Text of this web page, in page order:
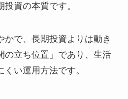
資の本質です。
かで、長期投資よりは動き
の立ち位置」であり、生活
い運用方法です。